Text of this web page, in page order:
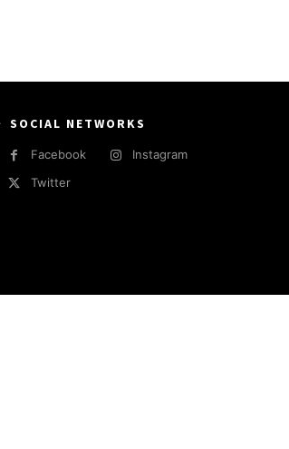
SOCIAL NETWORKS
Facebook
Instagram
Twitter